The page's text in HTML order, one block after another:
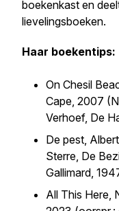
boekenkast en
lievelingsboeken.
Haar boekentips:
On Chesil
Cape, 2007
Verhoef, De
De pest,
Sterre, De
Gallimard,
All This Here,